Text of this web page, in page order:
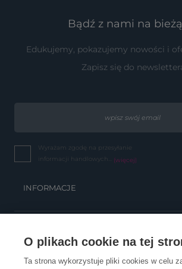
O plikach cookie na tej
Ta strona wykorzystuje pliki cookies w celu
Bądź z nami na
Edukujemy, pokazujemy nowości i
Zapisz się do
Wyrażam zgodę na przesyłanie
informacji handlowych... (więcej)
INFORMACJE
OBSŁUGA KLIENTA